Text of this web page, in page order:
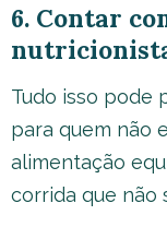
6. Contar
Tudo isso pode
para quem não
alimentação
corrida que não